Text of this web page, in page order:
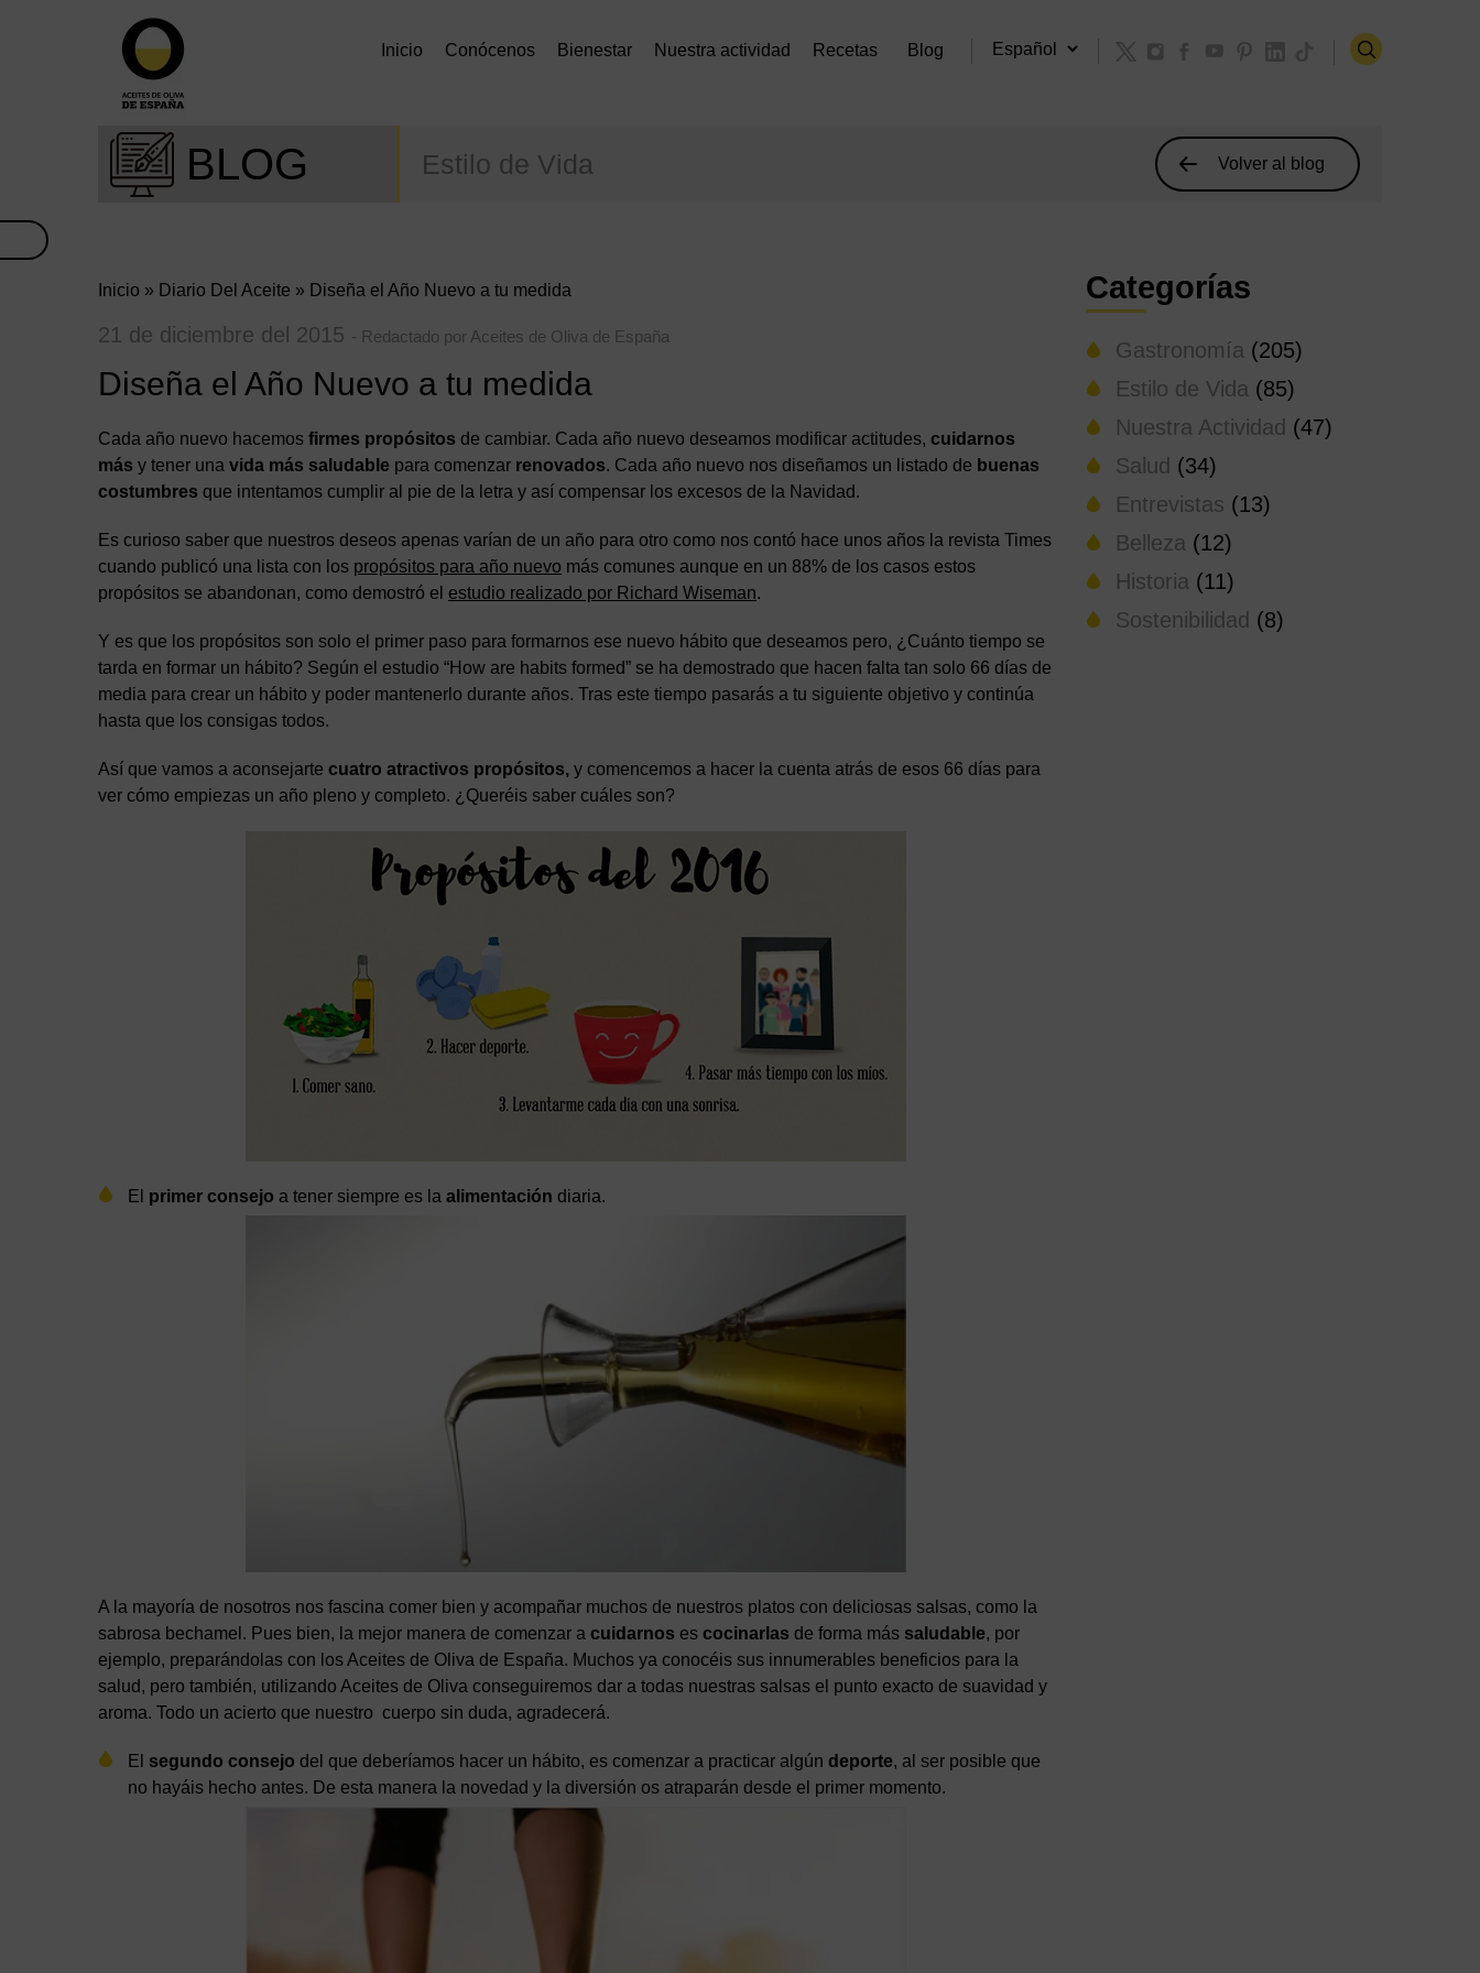
Inicio Conócenos Bienestar Nuestra actividad Recetas Blog
BLOG Estilo de Vida Volver al blog
Inicio » Diario Del Aceite » Diseña el Año Nuevo a tu medida
21 de diciembre del 2015 - Redactado por Aceites de Oliva de España
Diseña el Año Nuevo a tu medida
Cada año nuevo hacemos firmes propósitos de cambiar. Cada año nuevo deseamos modificar actitudes, cuidarnos
más y tener una vida más saludable para comenzar renovados. Cada año nuevo nos diseñamos un listado de buenas
costumbres que intentamos cumplir al pie de la letra y así compensar los excesos de la Navidad.
Es curioso saber que nuestros deseos apenas varían de un año para otro como nos contó hace unos años la revista Times
cuando publicó una lista con los propósitos para año nuevo más comunes aunque en un 88% de los casos estos
propósitos se abandonan, como demostró el estudio realizado por Richard Wiseman.
Y es que los propósitos son solo el primer paso para formarnos ese nuevo hábito que deseamos pero, ¿Cuánto tiempo se
tarda en formar un hábito? Según el estudio “How are habits formed” se ha demostrado que hacen falta tan solo 66 días de
media para crear un hábito y poder mantenerlo durante años. Tras este tiempo pasarás a tu siguiente objetivo y continúa
hasta que los consigas todos.
Así que vamos a aconsejarte cuatro atractivos propósitos, y comencemos a hacer la cuenta atrás de esos 66 días para
ver cómo empiezas un año pleno y completo. ¿Queréis saber cuáles son?
El primer consejo a tener siempre es la alimentación diaria.
A la mayoría de nosotros nos fascina comer bien y acompañar muchos de nuestros platos con deliciosas salsas, como la
sabrosa bechamel. Pues bien, la mejor manera de comenzar a cuidarnos es cocinarlas de forma más saludable, por
ejemplo, preparándolas con los Aceites de Oliva de España. Muchos ya conocéis sus innumerables beneficios para la
salud, pero también, utilizando Aceites de Oliva conseguiremos dar a todas nuestras salsas el punto exacto de suavidad y
aroma. Todo un acierto que nuestro cuerpo sin duda, agradecerá.
El segundo consejo del que deberíamos hacer un hábito, es comenzar a practicar algún deporte, al ser posible que
no hayáis hecho antes. De esta manera la novedad y la diversión os atraparán desde el primer momento.
Categorías
Gastronomía (205)
Estilo de Vida (85)
Nuestra Actividad (47)
Salud (34)
Entrevistas (13)
Belleza (12)
Historia (11)
Sostenibilidad (8)